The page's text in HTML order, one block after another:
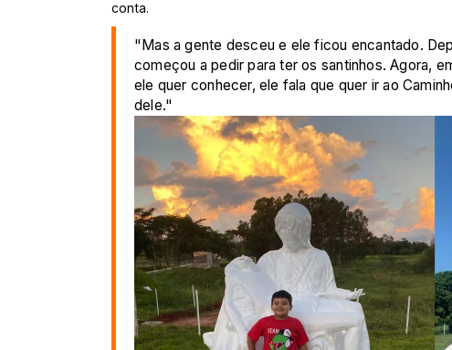
conta.
"Mas a gente desceu e ele ficou encantado.
começou a pedir para ter os santinhos. Agora,
ele quer conhecer, ele fala que quer ir ao
dele."